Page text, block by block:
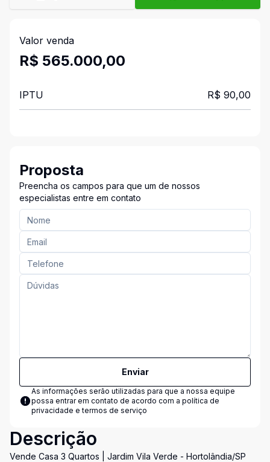
Valor venda
R$ 565.000,00
IPTU R$ 90,00
Proposta
Preencha os campos para que um de nossos
especialistas entre em contato
Enviar
As informações serão utilizadas para que a nossa equipe
possa entrar em contato de acordo com a política de
privacidade e termos de serviço
Descrição
Vende Casa 3 Quartos | Jardim Vila Verde - Hortolândia/SP